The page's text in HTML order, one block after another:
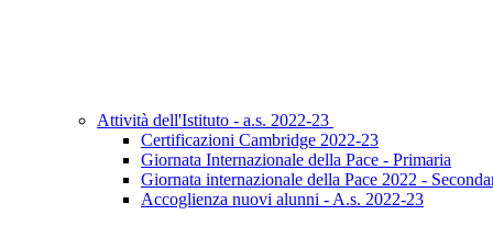
Attività dell'Istituto - a.s. 2022-23
Certificazioni Cambridge 2022-23
Giornata Internazionale della Pace - Primaria
Giornata internazionale della Pace 2022 -
Accoglienza nuovi alunni - A.s. 2022-23